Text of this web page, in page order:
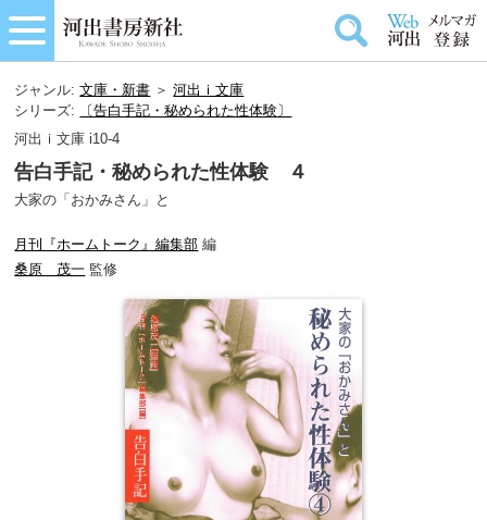
ジャンル:文庫・新書 ＞河出ｉ文庫
シリーズ:
〔告白手記・秘められた性体験〕
河出ｉ文庫 i10-4
告白手記・秘められた性体験 ４
大家の「おかみさん」と
月刊『ホームトーク』編集部 編
桑原 茂一 監修